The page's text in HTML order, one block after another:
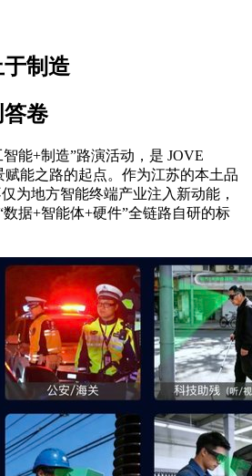
制造
卷
能+制造”路演活动，是 JOVE
赋能之路的起点。作为江苏的本土品
仅为地方智能终端产业注入新动能，
据+智能体+硬件”全链路自研的标